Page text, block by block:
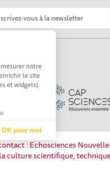
notre
le site
et widgets).
OK pour moi
vos Options
gérer vos paramètres de
: Echosciences
culture scientifique,